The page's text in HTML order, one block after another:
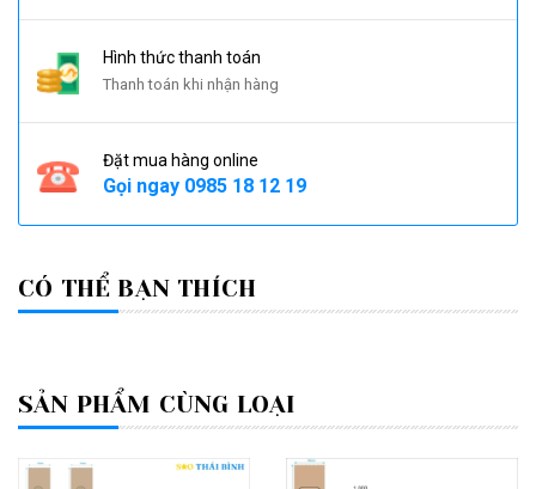
Hình thức thanh toán
Thanh toán khi nhận hàng
Đặt mua hàng online
Gọi ngay 0985 18 12 19
CÓ THỂ BẠN THÍCH
SẢN PHẨM CÙNG LOẠI